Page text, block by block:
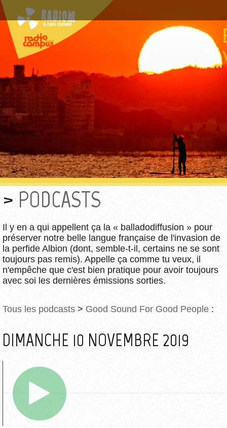
PODCASTS
Il y en a qui appellent ça la « balladodiffusion » pour
préserver notre belle langue française de l'invasion de
la perfide Albion (dont, semble-t-il, certains ne se sont
toujours pas remis). Appelle ça comme tu veux, il
n'empêche que c'est bien pratique pour avoir toujours
avec soi les dernières émissions sorties.
Tous les podcasts > Good Sound For Good People :
DIMANCHE 10 NOVEMBRE 2019